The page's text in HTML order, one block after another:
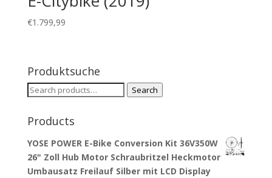
€1.799,99
Produktsuche
Search
Search
Products
YOSE POWER E-Bike Conversion Kit 36V350W
26" Zoll Hub Motor Schraubritzel Heckmotor
Umbausatz Freilauf Silber mit LCD Display